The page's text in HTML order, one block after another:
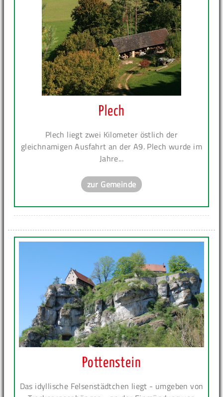
Plech
Plech liegt zwei Kilometer östlich der
gleichnamigen Ausfahrt an der A9. Plech wurde im
Jahre...
zur Gemeinde
Pottenstein
Das idyllische Felsenstädtchen liegt - umgeben von